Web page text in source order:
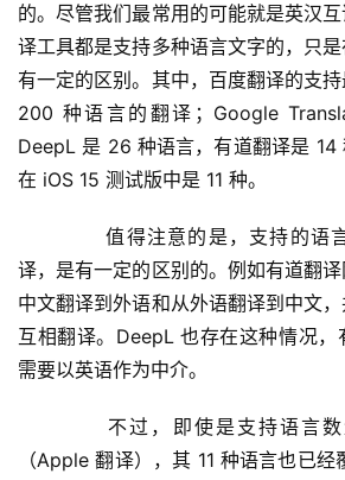
的。尽管我们最常用的可能就是英汉
译工具都是支持多种语言文字的，只
有一定的区别。其中，百度翻译的支
200 种语言的翻译；Google
DeepL 是 26 种语言，有道翻译是 14
在 iOS 15 测试版中是 11 种。
译，是有一定的区别的。例如有道翻
中文翻译到外语和从外语翻译到中文
互相翻译。DeepL 也存在这种情况，
需要以英语作为中介。
（Apple 翻译），其 11 种语言也已